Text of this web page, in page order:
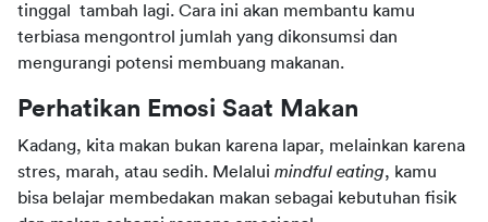
tinggal  tambah lagi. Cara ini akan membantu kamu
terbiasa mengontrol jumlah yang dikonsumsi dan
mengurangi potensi membuang makanan.
Perhatikan Emosi Saat Makan
Kadang, kita makan bukan karena lapar, melainkan karena
stres, marah, atau sedih. Melalui mindful eating, kamu
bisa belajar membedakan makan sebagai kebutuhan fisik